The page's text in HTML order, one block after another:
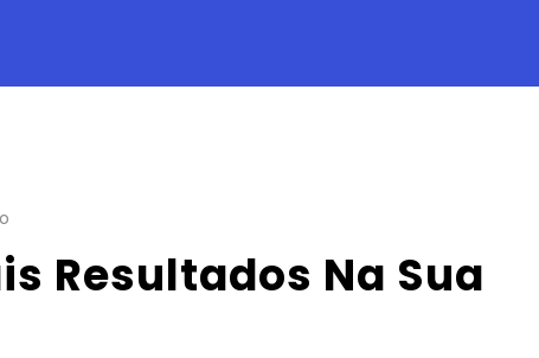
Resultados Na Sua